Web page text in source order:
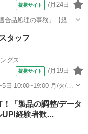
提携サイト 7月24日
合品処理の事務」【経験
み!残業でたっぷり稼ぐ!
タッフ
グス
提携サイト 7月19日
店 ...
！「製品の調整/データ
UP!経験者歓…